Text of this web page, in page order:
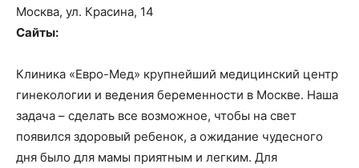
Москва, ул. Красина, 14
Сайты:
Клиника «Евро-Мед» крупнейший медицинский центр
гинекологии и ведения беременности в Москве. Наша
задача – сделать все возможное, чтобы на свет
появился здоровый ребенок, а ожидание чудесного
дня было для мамы приятным и легким. Для